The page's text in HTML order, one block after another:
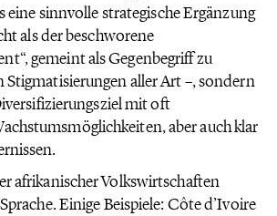
eine sinnvolle strategische Ergänzung
als der beschworene
gemeint als Gegenbegriff zu
Stigmatisierungen aller Art –, sondern
mit oft
aber auch klar
afrikanischer Volkswirtschaften
Einige Beispiele: Côte d’Ivoire